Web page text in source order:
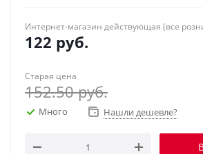
Интернет-магазин действующая (все
122 руб.
Старая цена
152.50руб.
Много Нашли дешевле?